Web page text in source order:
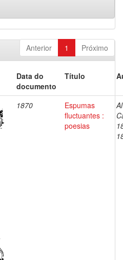
Anterior 1 Próximo
Data do
documento
Título
1870
Espumas
fluctuantes :
poesias